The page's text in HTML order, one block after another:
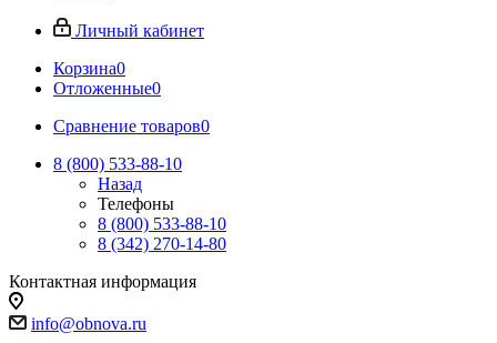
Личный кабинет
Корзина0
Отложенные0
Сравнение товаров0
8 (800) 533-88-10
Назад
Телефоны
8 (800) 533-88-10
8 (342) 270-14-80
Контактная информация
info@obnova.ru